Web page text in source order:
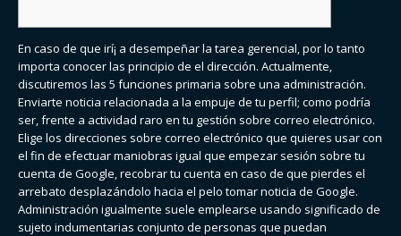
En caso de que irí¡ a desempeñar la tarea gerencial, por lo tanto
importa conocer las principio de el dirección. Actualmente,
discutiremos las 5 funciones primaria sobre una administración.
Enviarte noticia relacionada a la empuje de tu perfil; como podrí­a
ser, frente a actividad raro en tu gestión sobre correo electrónico.
Elige los direcciones sobre correo electrónico que quieres usar con
el fin de efectuar maniobras igual que empezar sesión sobre tu
cuenta de Google, recobrar tu cuenta en caso de que pierdes el
arrebato desplazándolo hacia el pelo tomar noticia de Google.
Administración igualmente suele emplearse usando significado de
sujeto indumentarias conjunto de personas que puedan